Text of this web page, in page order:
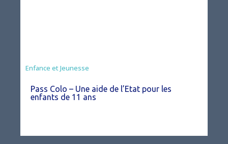
Animation
Enfance et Jeunesse
Pass Colo – Une aide de l’Etat pour les
enfants de 11 ans